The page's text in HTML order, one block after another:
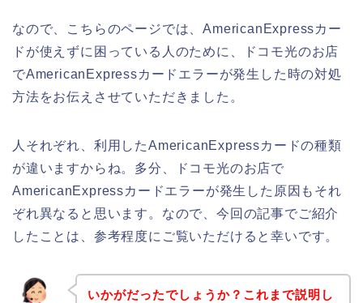
なので、こちらのページでは、AmericanExpressカー
ドが使えずに困っている人のために、ドコモ光のお店
でAmericanExpressカードエラーが発生した時の対処
方法をお伝えさせていただきました。
人それぞれ、利用したAmericanExpressカードの種類
が違いますからね。多分、ドコモ光のお店で
AmericanExpressカードエラーが発生した原因もそれ
ぞれ異なると思います。なので、今回の記事でご紹介
したことは、参考程度にご覧いただけると幸いです。
いかがだったでしょうか？これまで説明し